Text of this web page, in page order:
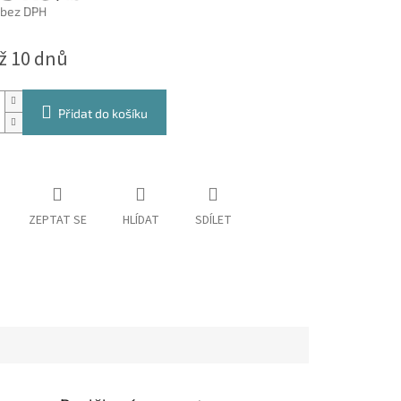
DPH
10 dnů
Přidat do košíku
ZEPTAT SE HLÍDAT SDÍLET